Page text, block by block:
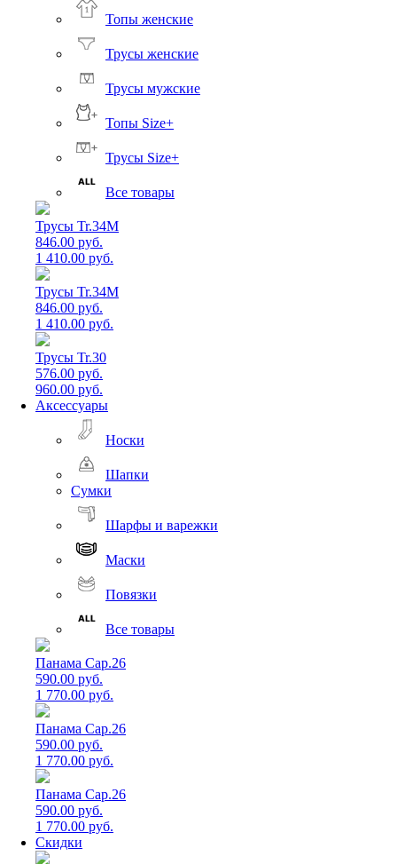
Топы женские
Трусы женские
Трусы мужские
Топы Size+
Трусы Size+
Все товары
Трусы Tr.34M
846.00 руб.
1 410.00 руб.
Трусы Tr.34M
846.00 руб.
1 410.00 руб.
Трусы Tr.30
576.00 руб.
960.00 руб.
Аксессуары
Носки
Шапки
Сумки
Шарфы и варежки
Маски
Повязки
Все товары
Панама Cap.26
590.00 руб.
1 770.00 руб.
Панама Cap.26
590.00 руб.
1 770.00 руб.
Панама Cap.26
590.00 руб.
1 770.00 руб.
Скидки